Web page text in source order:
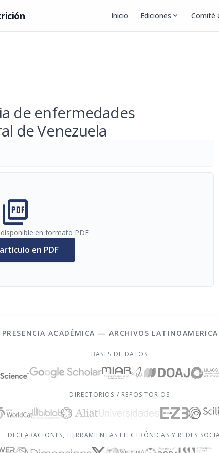
Inicio Ediciones expand_more Comité
de enfermedades
de Venezuela
picture_as_pdf
en formato PDF
en PDF
ACADÉMICA — ARCHIVOS
BASES DE DATOS
DIRECTORIOS / REPOSITORIOS
DECLARACIONES, HERRAMIENTAS ELECTRÓNICAS Y REDES